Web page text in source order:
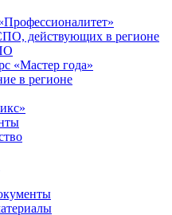
действующих в регионе
«Мастер года»
в регионе